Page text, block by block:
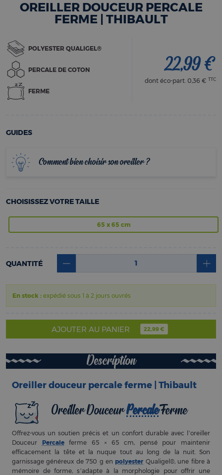
OREILLER DOUCEUR PERCALE
FERME | THIBAULT
POLYESTER QUALIGEL®
PERCALE DE COTON
FERME
22,99 €
dont éco-part. 0,36 € TTC
GUIDES
Comment bien choisir son oreiller ?
CHOISISSEZ VOTRE TAILLE
65 x 65 cm
QUANTITÉ
En stock : expédié sous 1 à 2 jours ouvrés
AJOUTER AU PANIER 22,99 €
Description
Oreiller douceur percale ferme | Thibault
Oreiller DouceurPercaleFerme
Offrez-vous un soutien précis et un confort durable avec l’oreiller
Douceur Percaleferme 65 × 65 cm, pensé pour maintenir
efficacement la tête et la nuque tout au long de la nuit. Son
garnissage généreux de 750 g en polyester Qualigel®, une fibre à
mémoire de forme, s’adapte à la morphologie pour offrir une